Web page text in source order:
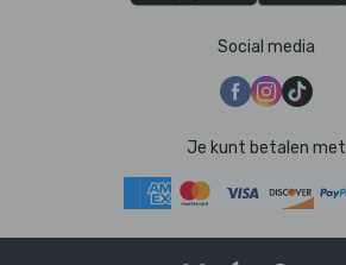
Social media
Je kunt betalen met